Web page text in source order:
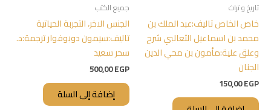
تاريخ و تراث
خاص الخاص تاليف:عبد الملك بن
محمد بن اسماعيل الثعالبي شرح
وعلق علية:مأمون بن محي الدين
الجنان
150,00EGP
جميع الكتب
الجنس الاخر، التجربة الحياتية
تاليف:سيمون دوبوفوار ترجمة:د.
سحر سعيد
500,00EGP
إضافة إلى السلة